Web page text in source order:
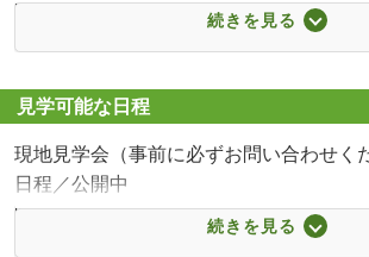
■【コンビニ】セブンイレブン福山東川
737m・徒歩10分）
■【小学校】福山市立川口東小学校（約
■【幼稚園・保育園】福山市立川口保育所
7分）
■【病院】医療法人社団大仁会大石病院
続きを見る
見学可能な日程
現地見学会（事前に必ずお問い合わせく
日程／公開中
時間／9:00～20:00
続きを見る